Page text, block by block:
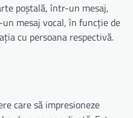
poștală, într-un mesaj,
mesaj vocal, în funcție de
cu persoana respectivă.
care să impresioneze